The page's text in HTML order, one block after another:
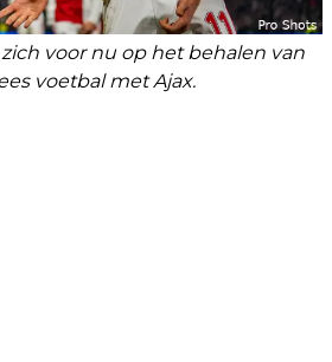
voor nu op het behalen van
voetbal met Ajax.